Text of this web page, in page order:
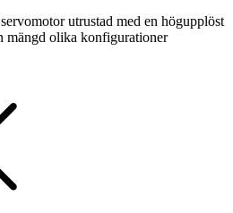
utrustad med en högupplöst
mängd olika konfigurationer